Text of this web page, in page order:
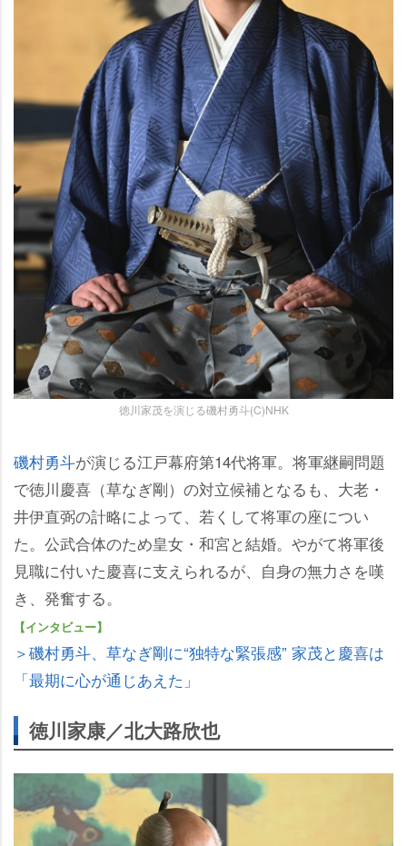
徳川家茂を演じる磯村勇斗(C)NHK
磯村勇斗が演じる江戸幕府第14代将軍。将軍継嗣問題
で徳川慶喜（草なぎ剛）の対立候補となるも、大老・
井伊直弼の計略によって、若くして将軍の座につい
た。公武合体のため皇女・和宮と結婚。やがて将軍後
見職に付いた慶喜に支えられるが、自身の無力さを嘆
き、発奮する。
【インタビュー】
＞磯村勇斗、草なぎ剛に“独特な緊張感” 家茂と慶喜は
「最期に心が通じあえた」
徳川家康／北大路欣也